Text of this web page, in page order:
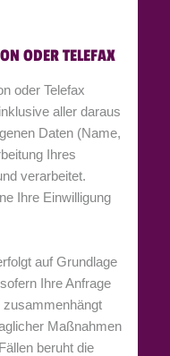
ODER TELEFAX
oder Telefax
aller daraus
Daten (Name,
Ihres
verarbeitet.
Ihre Einwilligung
auf Grundlage
Ihre Anfrage
zusammenhängt
Maßnahmen
beruht die